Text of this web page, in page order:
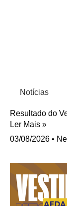
Notícias
Resultado do
Ler Mais »
03/08/2026